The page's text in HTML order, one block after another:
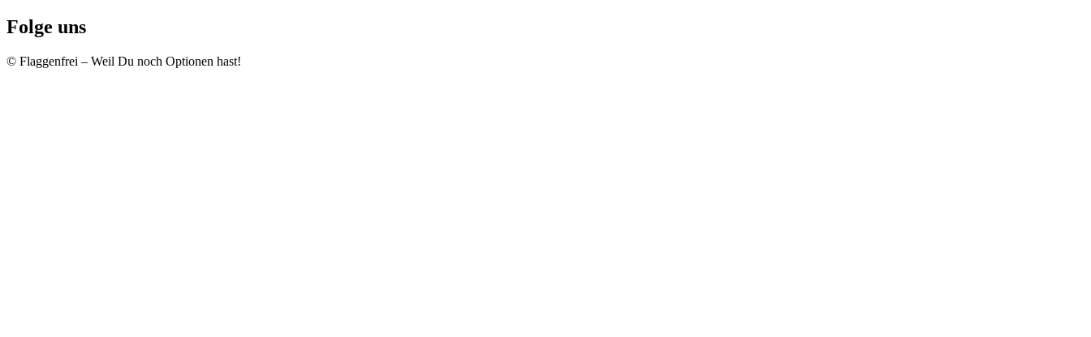
Folge uns
© Flaggenfrei – Weil Du noch Optionen hast!